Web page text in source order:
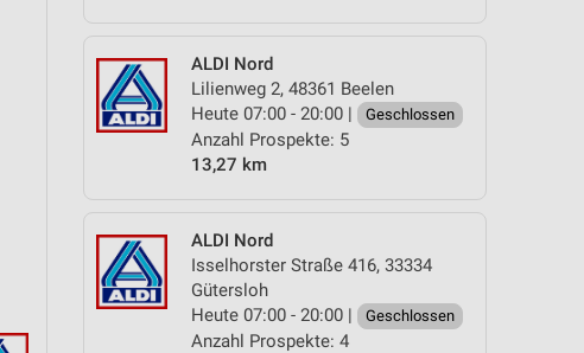
ALDI Nord
Lilienweg 2, 48361 Beelen
Heute 07:00 - 20:00 |
Geschlossen
Anzahl Prospekte: 5
13,27 km
ALDI Nord
Isselhorster Straße 416, 33334
Gütersloh
Heute 07:00 - 20:00 |
Geschlossen
Anzahl Prospekte: 4